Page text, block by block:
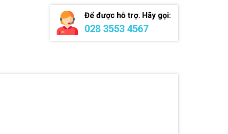
Để được hỗ trợ. Hãy gọi:
028 3553 4567